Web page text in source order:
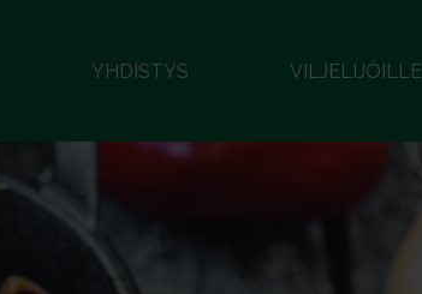
YHDISTYS VILJELIJÖILLE